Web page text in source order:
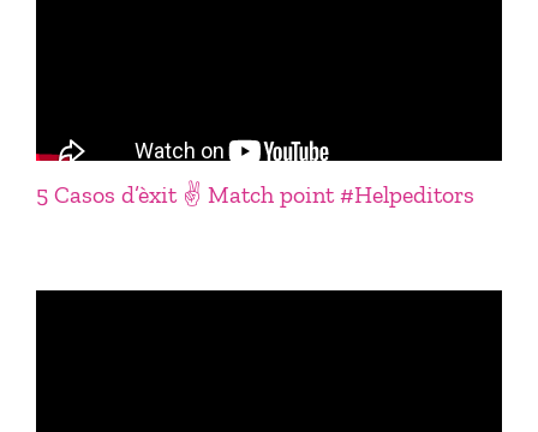
5 Casos d’èxit ✌️ Match point #Helpeditors